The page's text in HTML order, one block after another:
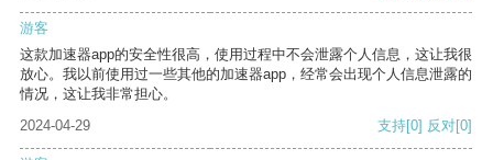
游客
这款加速器app的安全性很高，使用过程中不会泄露个人信息，这让我很
放心。我以前使用过一些其他的加速器app，经常会出现个人信息泄露的
情况，这让我非常担心。
2024-04-29
支持[0] 反对[0]